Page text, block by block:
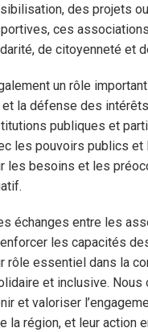
des projets
ces
de citoyenneté et
un rôle
la défense des
publiques et
les pouvoirs publics et
les besoins et les
échanges entre les
les capacités
rôle essentiel dans la
et inclusive. Nous
et valoriser
la région, et leur action